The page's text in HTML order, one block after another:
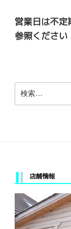
営業日は不
参照ください
索:
店舗情報